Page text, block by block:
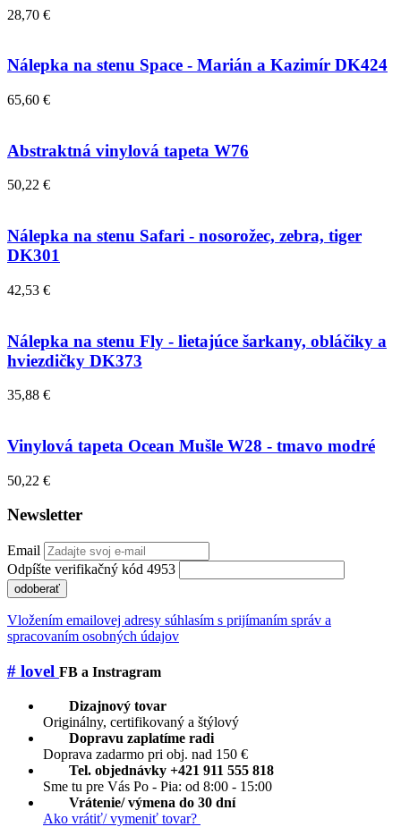
28,70 €
Nálepka na stenu Space - Marián a Kazimír DK424
65,60 €
Abstraktná vinylová tapeta W76
50,22 €
Nálepka na stenu Safari - nosorožec, zebra, tiger
DK301
42,53 €
Nálepka na stenu Fly - lietajúce šarkany, obláčiky a
hviezdičky DK373
35,88 €
Vinylová tapeta Ocean Mušle W28 - tmavo modré
50,22 €
Newsletter
Email
Odpíšte verifikačný kód 4953
odoberať
Vložením emailovej adresy súhlasím s prijímaním správ a
spracovaním osobných údajov
# lovel FB a Instragram
Dizajnový tovar
Originálny, certifikovaný a štýlový
Dopravu zaplatíme radi
Doprava zadarmo pri obj. nad 150 €
Tel. objednávky +421 911 555 818
Sme tu pre Vás Po - Pia: od 8:00 - 15:00
Vrátenie/ výmena do 30 dní
Ako vrátiť/ vymeniť tovar?